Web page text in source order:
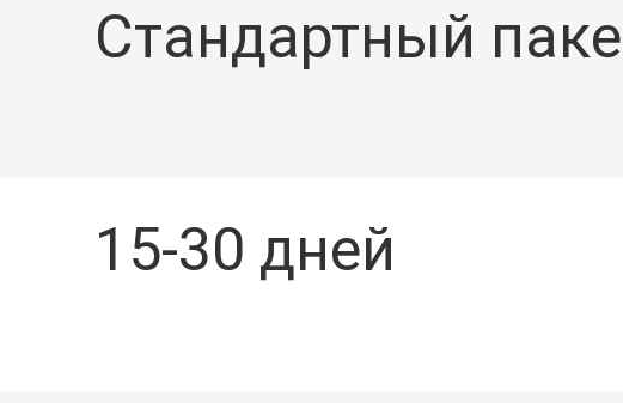
Стандартный
15-30 дней